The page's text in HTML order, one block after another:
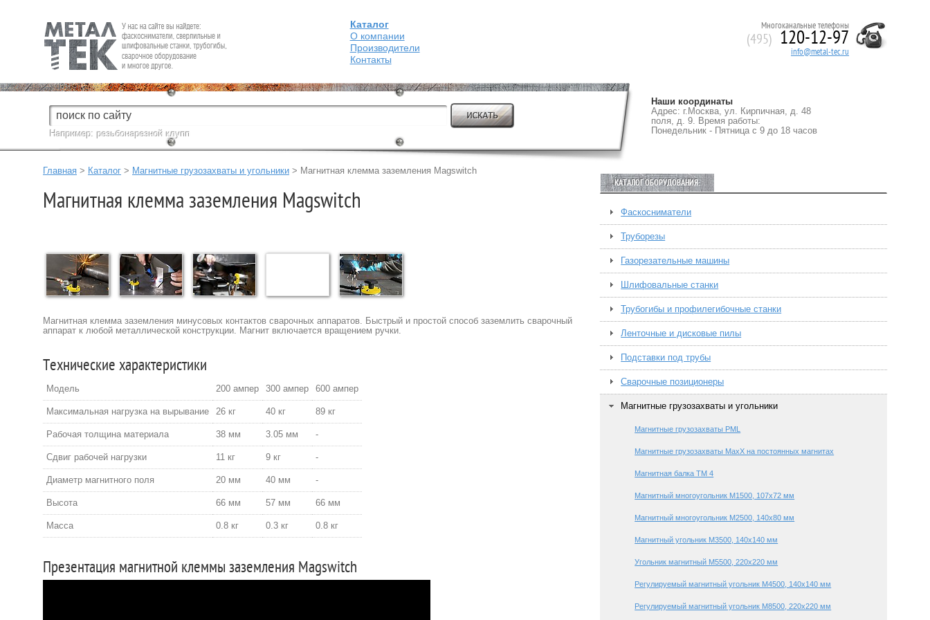
Fein — Профессиональный электроинструмент для обработки
металла.
Каталог
О компании
Производители
Контакты
Многоканальные телефоны
(495) 120-12-97
info@metal-tec.ru
Например:резьбонарезной клупп
Наши координаты
Адрес: г.Москва, ул. Кирпичная, д. 48
поля, д. 9. Время работы:
Понедельник - Пятница с 9 до 18 часов
Главная > Каталог > Магнитные грузозахваты и угольники > Магнитная клемма заземления Magswitch
Магнитная клемма заземления Magswitch
Магнитная клемма заземления минусовых контактов сварочных аппаратов. Быстрый и простой способ заземлить сварочный
аппарат к любой металлической конструкции. Магнит включается вращением ручки.
Технические характеристики
Модель 200 ампер 300 ампер 600 ампер
Максимальная нагрузка на вырывание 26 кг 40 кг 89 кг
Рабочая толщина материала 38 мм 3.05 мм -
Сдвиг рабочей нагрузки 11 кг 9 кг -
Диаметр магнитного поля 20 мм 40 мм -
Высота 66 мм 57 мм 66 мм
Масса 0.8 кг 0.3 кг 0.8 кг
Презентация магнитной клеммы заземления Magswitch
КАТАЛОГ ОБОРУДОВАНИЯ:
Фаскосниматели
Труборезы
Газорезательные машины
Шлифовальные станки
Трубогибы и профилегибочные станки
Ленточные и дисковые пилы
Подставки под трубы
Сварочные позиционеры
Магнитные грузозахваты и угольники
Магнитные грузозахваты PML
Магнитные грузозахваты МахХ на постоянных магнитах
Магнитная балка TM 4
Магнитный многоугольник М1500, 107х72 мм
Магнитный многоугольник М2500, 140х80 мм
Магнитный угольник М3500, 140х140 мм
Угольник магнитный М5500, 220х220 мм
Регулируемый магнитный угольник М4500, 140х140 мм
Регулируемый магнитный угольник М8500, 220х220 мм